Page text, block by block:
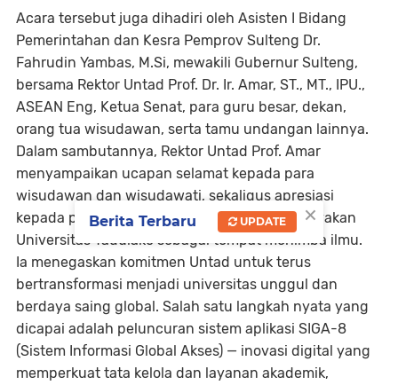
Acara tersebut juga dihadiri oleh Asisten I Bidang
Pemerintahan dan Kesra Pemprov Sulteng Dr.
Fahrudin Yambas, M.Si, mewakili Gubernur Sulteng,
bersama Rektor Untad Prof. Dr. Ir. Amar, ST., MT., IPU.,
ASEAN Eng, Ketua Senat, para guru besar, dekan,
orang tua wisudawan, serta tamu undangan lainnya.
Dalam sambutannya, Rektor Untad Prof. Amar
menyampaikan ucapan selamat kepada para
wisudawan dan wisudawati, sekaligus apresiasi
kepada para orang tua yang telah mempercayakan
Universitas Tadulako sebagai tempat menimba ilmu.
Ia menegaskan komitmen Untad untuk terus
bertransformasi menjadi universitas unggul dan
berdaya saing global. Salah satu langkah nyata yang
dicapai adalah peluncuran sistem aplikasi SIGA-8
(Sistem Informasi Global Akses) — inovasi digital yang
memperkuat tata kelola dan layanan akademik,
×
Berita Terbaru UPDATE